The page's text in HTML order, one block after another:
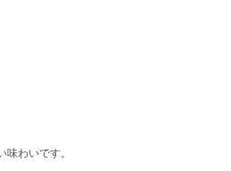
わいです。